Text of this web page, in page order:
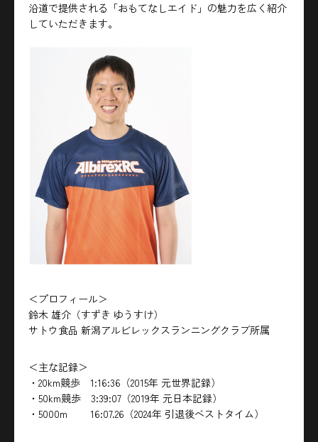
沿道で提供される「おもてなしエイド」の魅力を広く紹介
していただきます。
＜プロフィール＞
鈴木 雄介（すずき ゆうすけ）
サトウ食品 新潟アルビレックスランニングクラブ所属
＜主な記録＞
・20km競歩 1:16:36（2015年 元世界記録）
・50km競歩 3:39:07（2019年 元日本記録）
・5000m 16:07.26（2024年 引退後ベストタイム）